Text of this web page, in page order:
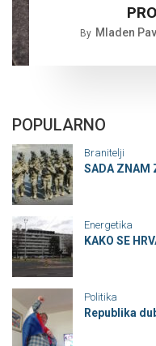
By Mladen
POPULARNO
Branitelji
SADA ZNAM
Energetika
KAKO SE
Politika
Republika